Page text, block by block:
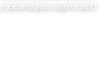
asesoría para viajeros de El